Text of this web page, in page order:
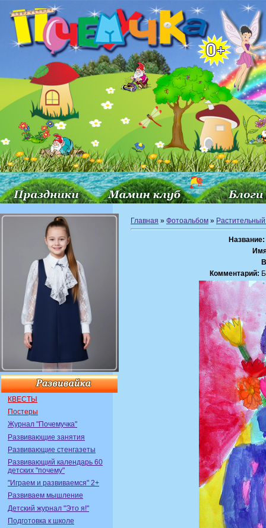
КВЕСТЫ
Постеры
Журнал "Почемучка"
Развивающие занятия
Развивающие стенгазеты
Развивающий календарь 60
детских "почему"
"Играем и развиваемся" 2+
Развиваем мышление
Детский журнал "Это я!"
Подготовка к школе
Главная » Фотоальбом »
Название:
Комментарий: